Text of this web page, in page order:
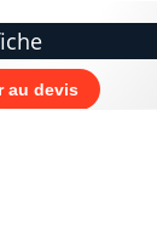
au devis